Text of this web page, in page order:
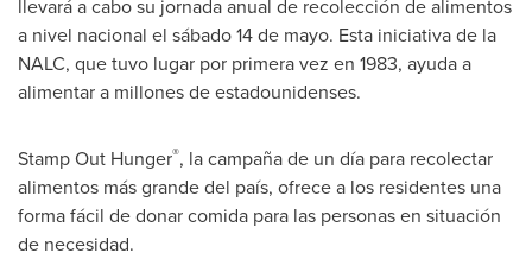
llevará a cabo su jornada anual de recolección de alimentos
a nivel nacional el sábado 14 de mayo. Esta iniciativa de la
NALC, que tuvo lugar por primera vez en 1983, ayuda a
alimentar a millones de estadounidenses.
Stamp Out Hunger®, la campaña de un día para recolectar
alimentos más grande del país, ofrece a los residentes una
forma fácil de donar comida para las personas en situación
de necesidad.